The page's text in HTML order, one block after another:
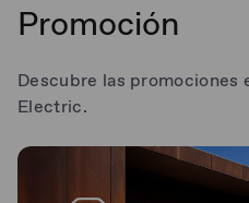
Promoción
Descubre las promociones
Electric.